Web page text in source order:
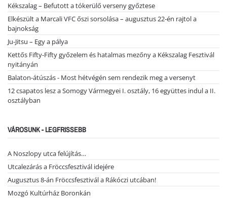
Kékszalag – Befutott a tókerülő verseny győztese
Elkészült a Marcali VFC őszi sorsolása – augusztus 22-én rajtol a
bajnokság
Ju-Jitsu – Egy a pálya
Kettős Fifty-Fifty győzelem és hatalmas mezőny a Kékszalag Fesztivál
nyitányán
Balaton-átúszás - Most hétvégén sem rendezik meg a versenyt
12 csapatos lesz a Somogy Vármegyei I. osztály, 16 együttes indul a II.
osztályban
VÁROSUNK - LEGFRISSEBB
A Noszlopy utca felújítás…
Utcalezárás a Fröccsfesztivál idejére
Augusztus 8-án Fröccsfesztivál a Rákóczi utcában!
Mozgó Kultúrház Boronkán